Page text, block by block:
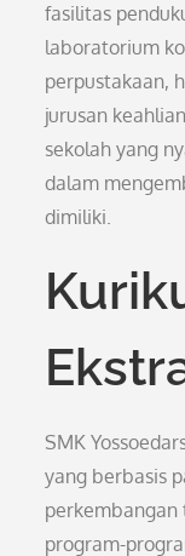
fasilitas
laboratorium
perpustakaan,
jurusan
sekolah yang
dalam
dimiliki.
SMK
yang berbasis
perkembangan
program-